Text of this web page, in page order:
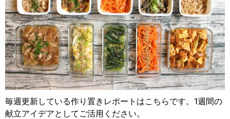
毎週更新している作り置きレポートはこちらです。1週間の
献立アイデアとしてご活用ください。